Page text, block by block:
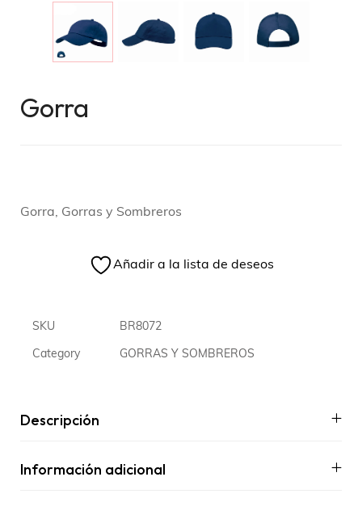
Gorra
Gorra, Gorras y Sombreros
Añadir a la lista de deseos
SKU BR8072
Category GORRAS Y SOMBREROS
Descripción
Información adicional